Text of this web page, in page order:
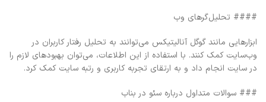
#### تحلیل‌گرهای وب
ابزارهایی مانند گوگل آنالیتیکس می‌توانند به تحلیل رفتار کاربران در
وب‌سایت کمک کنند. با استفاده از این اطلاعات، می‌توان بهبودهای لازم را
در سایت انجام داد و به ارتقای تجربه کاربری و رتبه سایت کمک کرد.
### سوالات متداول درباره سئو در بناب